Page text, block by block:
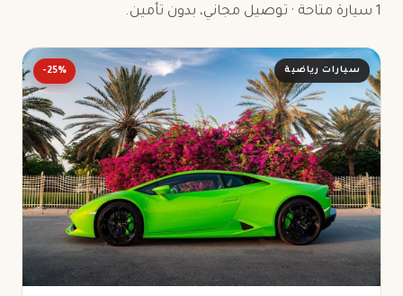
1 سيارة متاحة · توصيل مجاني، بدون تأمين.
سيارات رياضية -25%